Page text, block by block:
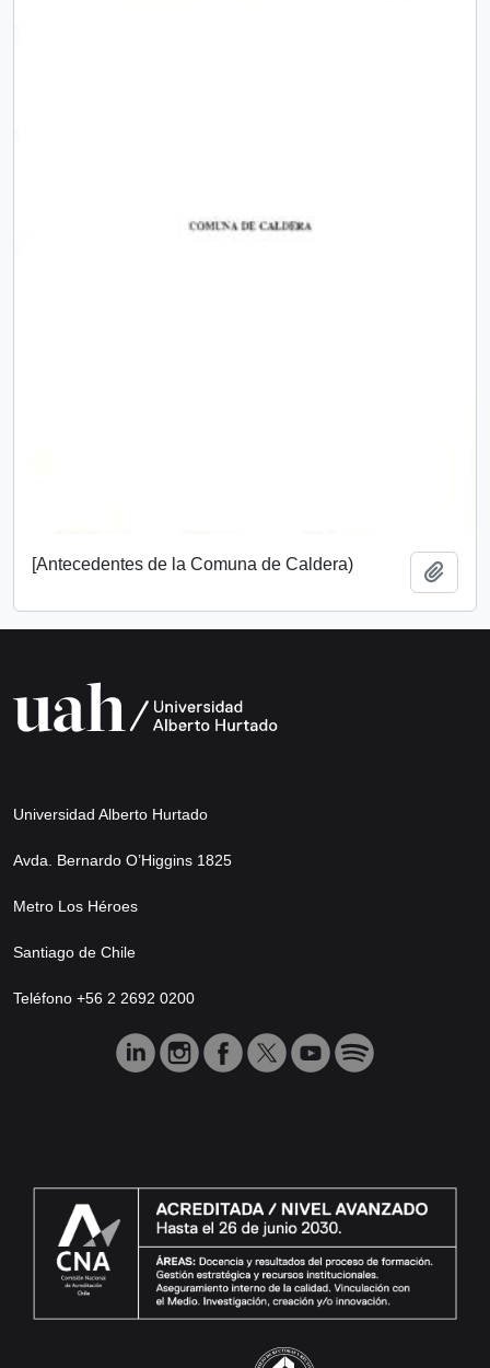
[Antecedentes de la Comuna de Caldera)
Universidad Alberto Hurtado
Avda. Bernardo O’Higgins 1825
Metro Los Héroes
Santiago de Chile
Teléfono +56 2 2692 0200